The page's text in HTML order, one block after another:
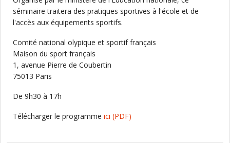
séminaire traitera des pratiques sportives à l'école et de
l'accès aux équipements sportifs.
Comité national olypique et sportif français
Maison du sport français
1, avenue Pierre de Coubertin
75013 Paris
De 9h30 à 17h
Télécharger le programme ici (PDF)